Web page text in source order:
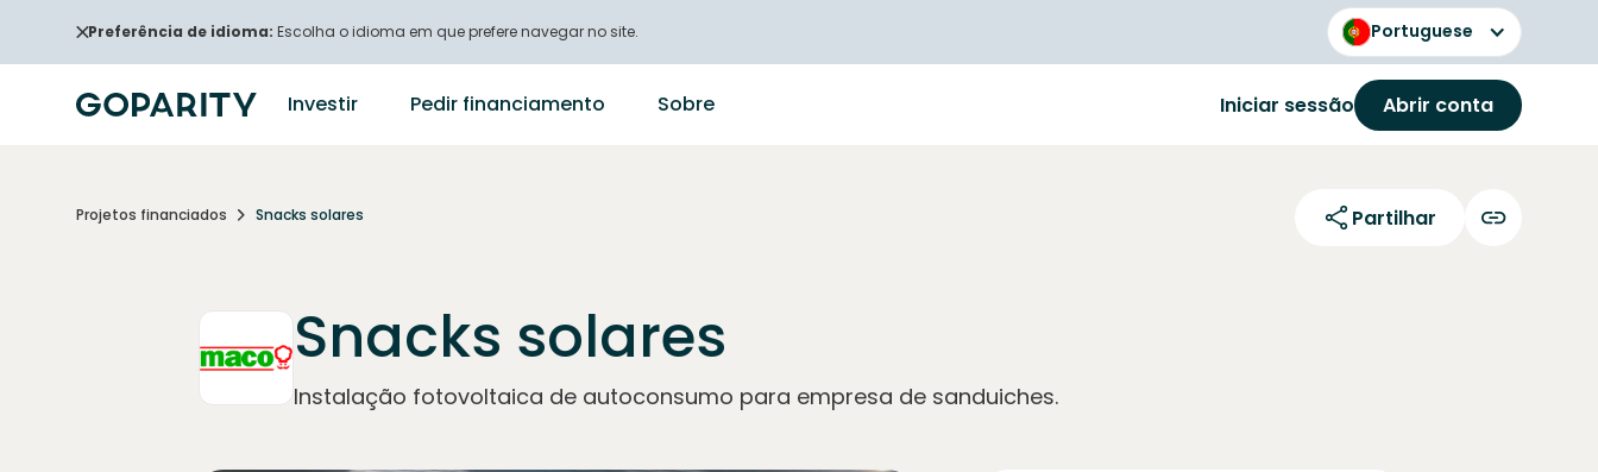
Preferência de idioma: Escolha o idioma em que prefere navegar no site. Portuguese
Investir Pedir financiamento Sobre Iniciar sessão Abrir conta
Projetos financiados Snacks solares Partilhar
Snacks solares
Instalação fotovoltaica de autoconsumo para empresa de sanduiches.